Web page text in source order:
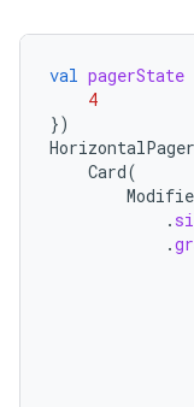
val pagerState
4
})
HorizontalPager
Card(
.
.